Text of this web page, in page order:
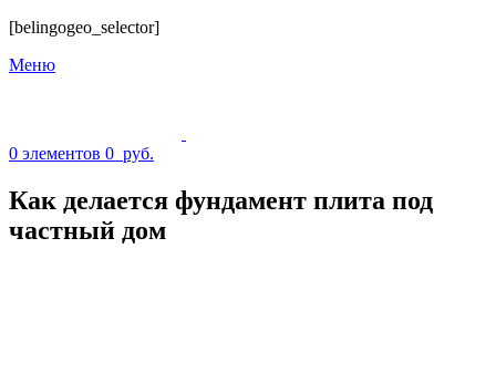
[belingogeo_selector]
Меню
0 элементов 0 руб.
Как делается фундамент плита под
частный дом